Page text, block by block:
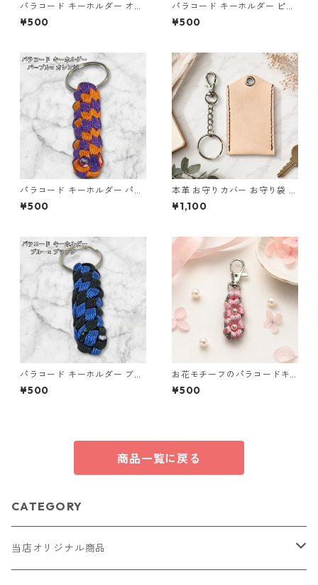
パラコード キーホルダー オレ
ンジ ライトグリーン 編み込み
s25
¥500
パラコード キーホルダー ピン
ク オレンジ 編み込み s17
¥500
パラコード キーホルダー パー
プル オレンジ 編み込み s19
¥500
本革 お守りカバー お守り袋 日
本製 生成り ナチュラル サイズ
M l105 レザー お守りケース
¥1,100
パラコード キーホルダー ブル
ー ブラック 編み込み s31
¥500
お花モチーフのパラコードキ
ーホルダー ピンク×グレー ハ
ンドメイド 国産 本革 ヌメ革
¥500
商品一覧に戻る
CATEGORY
当店オリジナル商品